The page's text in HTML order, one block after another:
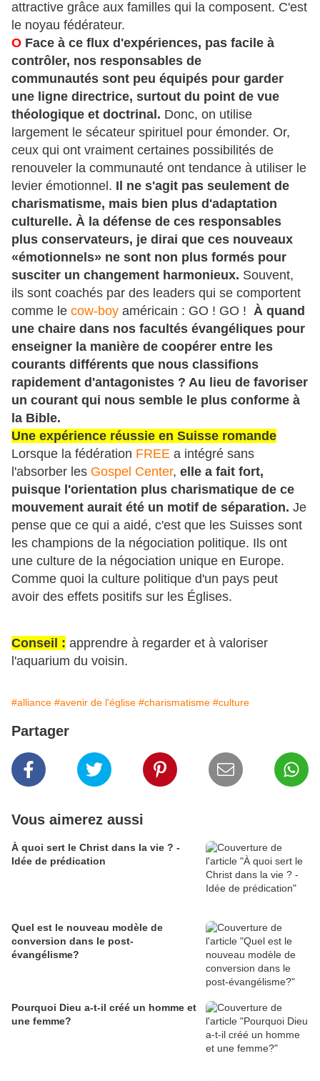
attractive grâce aux familles qui la composent. C'est
le noyau fédérateur.
O Face à ce flux d'expériences, pas facile à
contrôler, nos responsables de
communautés sont peu équipés pour garder
une ligne directrice, surtout du point de vue
théologique et doctrinal. Donc, on utilise
largement le sécateur spirituel pour émonder. Or,
ceux qui ont vraiment certaines possibilités de
renouveler la communauté ont tendance à utiliser le
levier émotionnel. Il ne s'agit pas seulement de
charismatisme, mais bien plus d'adaptation
culturelle. À la défense de ces responsables
plus conservateurs, je dirai que ces nouveaux
«émotionnels» ne sont non plus formés pour
susciter un changement harmonieux. Souvent,
ils sont coachés par des leaders qui se comportent
comme le cow-boy américain : GO ! GO ! À quand
une chaire dans nos facultés évangéliques pour
enseigner la manière de coopérer entre les
courants différents que nous classifions
rapidement d'antagonistes ? Au lieu de favoriser
un courant qui nous semble le plus conforme à
la Bible.
Une expérience réussie en Suisse romande
Lorsque la fédération FREE a intégré sans
l'absorber les Gospel Center, elle a fait fort,
puisque l'orientation plus charismatique de ce
mouvement aurait été un motif de séparation. Je
pense que ce qui a aidé, c'est que les Suisses sont
les champions de la négociation politique. Ils ont
une culture de la négociation unique en Europe.
Comme quoi la culture politique d'un pays peut
avoir des effets positifs sur les Églises.
Conseil : apprendre à regarder et à valoriser
l'aquarium du voisin.
#alliance #avenir de l'église #charismatisme #culture
Partager
Vous aimerez aussi
À quoi sert le Christ dans la vie ? -
Idée de prédication
Quel est le nouveau modèle de
conversion dans le post-
évangélisme?
Pourquoi Dieu a-t-il créé un homme et
une femme?